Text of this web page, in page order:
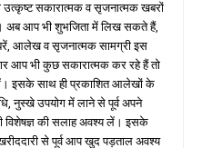
सकारात्मक व सृजनात्मक खबरों
अब आप भी शुभजिता में लिख सकते हैं,
आलेख व सृजनात्मक सामग्री इस
आप भी कुछ सकारात्मक कर रहे हैं तो
इसके साथ ही प्रकाशित आलेखों के
नुस्खे उपयोग में लाने से पूर्व अपने
विशेषज्ञ की सलाह अवश्य लें। इसके
से पूर्व आप खुद पड़ताल अवश्य